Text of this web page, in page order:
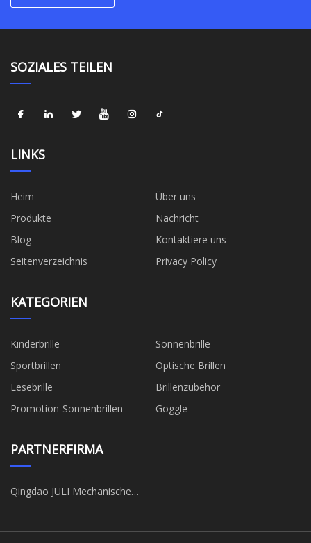
SOZIALES TEILEN
LINKS
Heim
Über uns
Produkte
Nachricht
Blog
Kontaktiere uns
Seitenverzeichnis
Privacy Policy
KATEGORIEN
Kinderbrille
Sonnenbrille
Sportbrillen
Optische Brillen
Lesebrille
Brillenzubehör
Promotion-Sonnenbrillen
Goggle
PARTNERFIRMA
Qingdao JULI Mechanische